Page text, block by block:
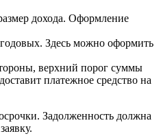
дохода. Оформление
Здесь можно оформить
верхний порог суммы
платежное средство на
Задолженность должна